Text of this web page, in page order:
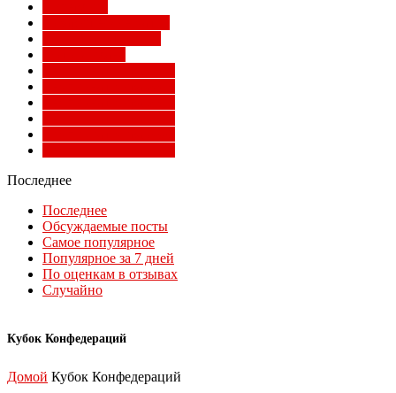
Последнее
Последнее
Обсуждаемые посты
Самое популярное
Популярное за 7 дней
По оценкам в отзывах
Случайно
Кубок Конфедераций
Домой Кубок Конфедераций